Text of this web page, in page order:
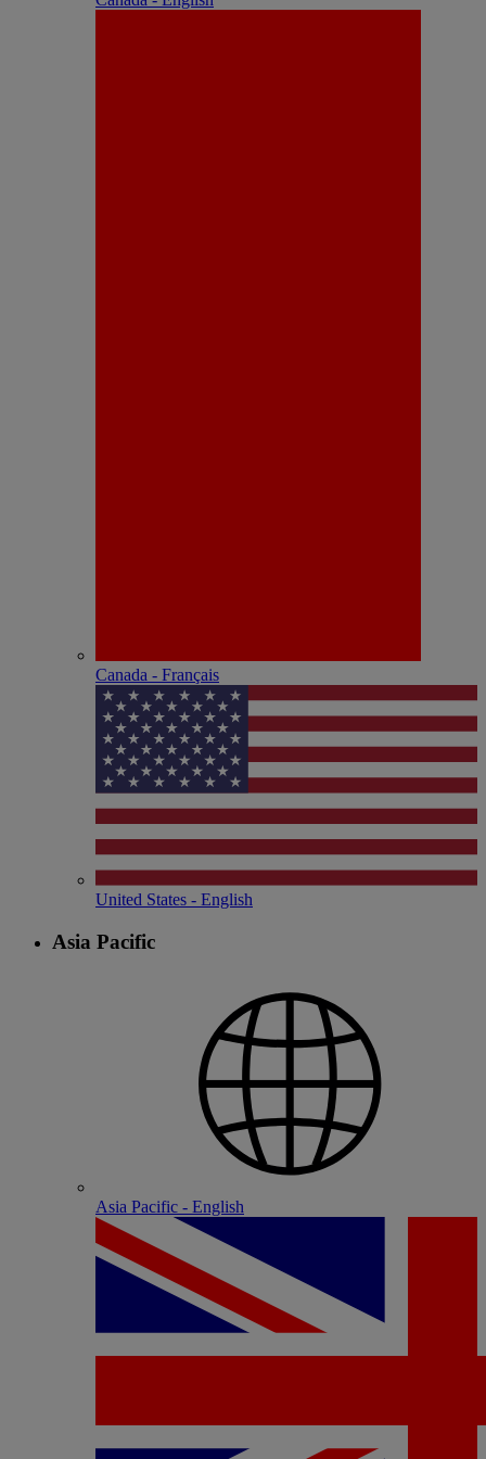
Canada - Français
United States - English
Asia Pacific
Asia Pacific - English